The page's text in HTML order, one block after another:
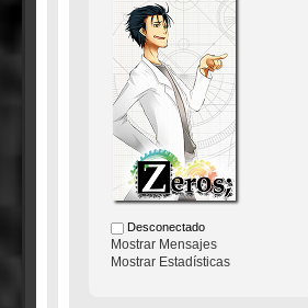
Desconectado
Mostrar Mensajes
Mostrar Estadísticas